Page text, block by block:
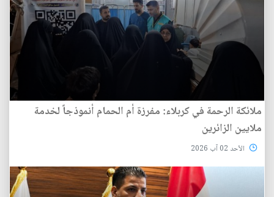
ملائكة الرحمة في كربلاء: مفرزة أم الحمام أنموذجاً لخدمة
ملايين الزائرين
الأحد 02 آب 2026